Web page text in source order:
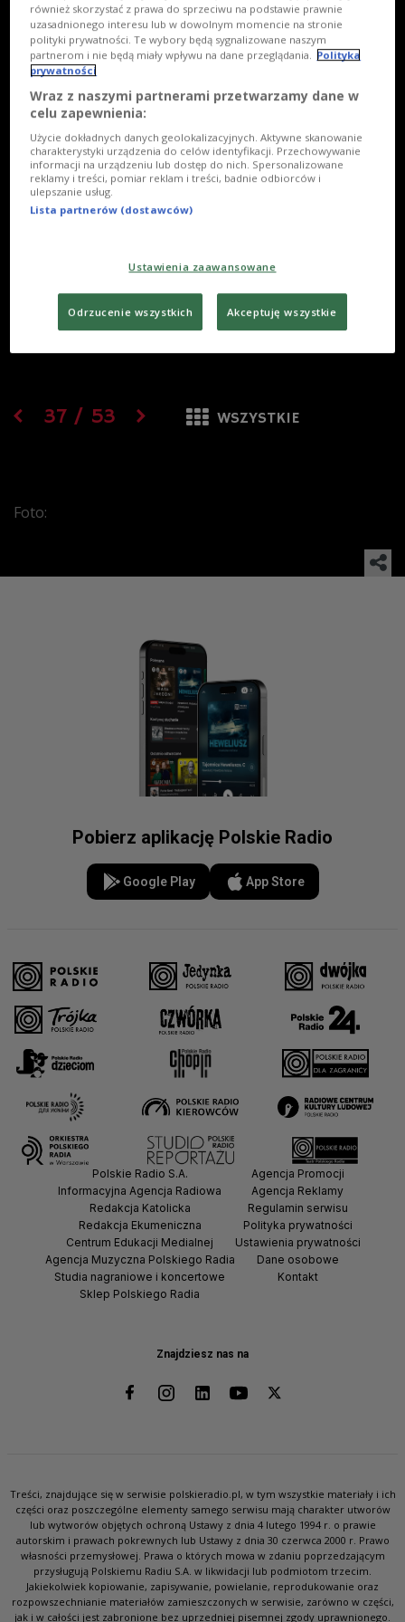
37 / 53 WSZYSTKIE
Foto:
Pobierz aplikację Polskie Radio
Google Play App Store
Znajdziesz nas na
Polskie Radio S.A.
Informacyjna Agencja Radiowa
Redakcja Katolicka
Redakcja Ekumeniczna
Centrum Edukacji Medialnej
Agencja Muzyczna Polskiego Radia
Studia nagraniowe i koncertowe
Sklep Polskiego Radia
Agencja Promocji
Agencja Reklamy
Regulamin serwisu
Polityka prywatności
Ustawienia prywatności
Dane osobowe
Kontakt
Treści, znajdujące się w serwisie polskieradio.pl, w tym wszystkie materiały i ich
części oraz poszczególne elementy samego serwisu mają charakter utworów
lub wytworów objętych ochroną Ustawy z dnia 4 lutego 1994 r. o prawie
autorskim i prawach pokrewnych lub Ustawy z dnia 30 czerwca 2000 r. Prawo
własności przemysłowej. Prawa o których mowa w zdaniu poprzedzającym
przysługują Polskiemu Radiu S.A. w likwidacji lub podmiotom trzecim.
Jakiekolwiek kopiowanie, zapisywanie, powielanie, reprodukowanie oraz
rozpowszechnianie materiałów zamieszczonych w serwisie, zarówno w części,
jak i w całości jest zabronione bez uprzedniej pisemnej zgody uprawnionego.
również skorzystać z prawa do sprzeciwu na podstawie prawnie
uzasadnionego interesu lub w dowolnym momencie na stronie
polityki prywatności. Te wybory będą sygnalizowane naszym
partnerom i nie będą miały wpływu na dane przeglądania.
Polityka
prywatności
Wraz z naszymi partnerami przetwarzamy dane w
celu zapewnienia:
Użycie dokładnych danych geolokalizacyjnych. Aktywne skanowanie
charakterystyki urządzenia do celów identyfikacji. Przechowywanie
informacji na urządzeniu lub dostęp do nich. Spersonalizowane
reklamy i treści, pomiar reklam i treści, badnie odbiorców i
ulepszanie usług.
Lista partnerów (dostawców)
Ustawienia zaawansowane
Odrzucenie wszystkich Akceptuję wszystkie